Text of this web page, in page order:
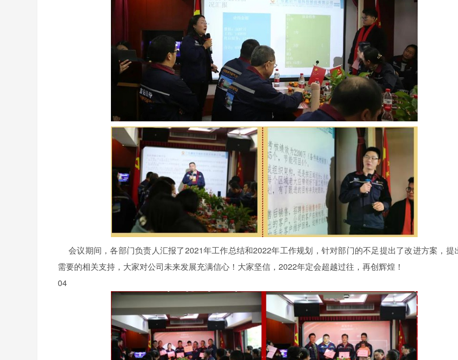
会议期间，各部门负责人汇报了2021年工作总结和2022年工作规划，针对部门的不足提出了改进方案，提
需要的相关支持，大家对公司未来发展充满信心！大家坚信，2022年定会超越过往，再创辉煌！
04